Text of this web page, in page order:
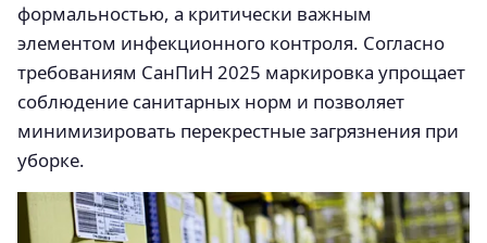
формальностью, а критически важным
элементом инфекционного контроля. Согласно
требованиям СанПиН 2025 маркировка упрощает
соблюдение санитарных норм и позволяет
минимизировать перекрестные загрязнения при
уборке.